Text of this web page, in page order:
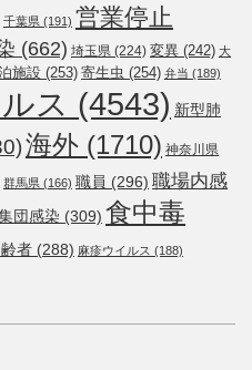
千葉県 (191) 営業停止
(662) 埼玉県 (224) 変異 (242) 大
施設 (253) 寄生虫 (254) 弁当 (189)
ス (4543) 新型肺
海外 (1710) 神奈川県
群馬県 (166) 職員 (296) 職場内感
団感染 (309) 食中毒
者 (288) 麻疹ウイルス (188)